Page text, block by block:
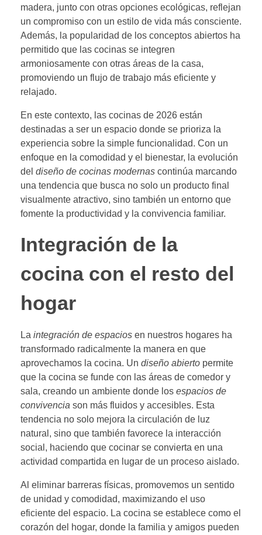
madera, junto con otras opciones ecológicas, reflejan
un compromiso con un estilo de vida más consciente.
Además, la popularidad de los conceptos abiertos ha
permitido que las cocinas se integren
armoniosamente con otras áreas de la casa,
promoviendo un flujo de trabajo más eficiente y
relajado.
En este contexto, las cocinas de 2026 están
destinadas a ser un espacio donde se prioriza la
experiencia sobre la simple funcionalidad. Con un
enfoque en la comodidad y el bienestar, la evolución
del diseño de cocinas modernas continúa marcando
una tendencia que busca no solo un producto final
visualmente atractivo, sino también un entorno que
fomente la productividad y la convivencia familiar.
Integración de la
cocina con el resto del
hogar
La integración de espacios en nuestros hogares ha
transformado radicalmente la manera en que
aprovechamos la cocina. Un diseño abierto permite
que la cocina se funde con las áreas de comedor y
sala, creando un ambiente donde los espacios de
convivencia son más fluidos y accesibles. Esta
tendencia no solo mejora la circulación de luz
natural, sino que también favorece la interacción
social, haciendo que cocinar se convierta en una
actividad compartida en lugar de un proceso aislado.
Al eliminar barreras físicas, promovemos un sentido
de unidad y comodidad, maximizando el uso
eficiente del espacio. La cocina se establece como el
corazón del hogar, donde la familia y amigos pueden